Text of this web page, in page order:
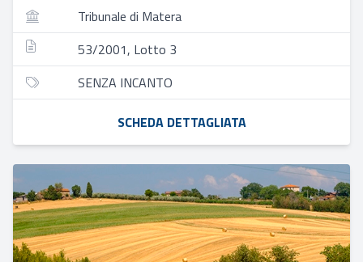
Tribunale di Matera
53/2001, Lotto 3
SENZA INCANTO
SCHEDA DETTAGLIATA